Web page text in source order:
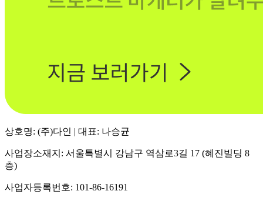
상호명: (주)다인 | 대표: 나승균
사업장소재지: 서울특별시 강남구 역삼로3길 17 (혜진빌딩 8
층)
사업자등록번호: 101-86-16191